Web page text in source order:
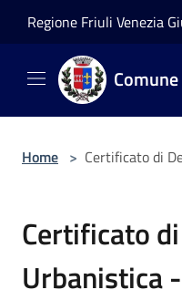
Regione Friuli Venezia
Home > Certificato di
Certificato
Urbanistica